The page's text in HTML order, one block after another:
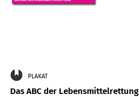
PLAKAT
Das ABC der Lebensmittelrettung